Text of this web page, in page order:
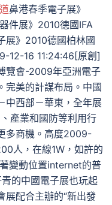
鼻港春季電子展》
件展》2010德國IFA
展》2010德國柏林國
12-16 11:24:46[原創]
覽會-2009年亞洲電子
完美的計謀布局。中國
中西部－華東，全年展
產業和國防等利用行
多商機。高度2009-
人，在線1W，如許的
變動位置internet的普
的中國電子展也玩起
展配合主辦的“新出發